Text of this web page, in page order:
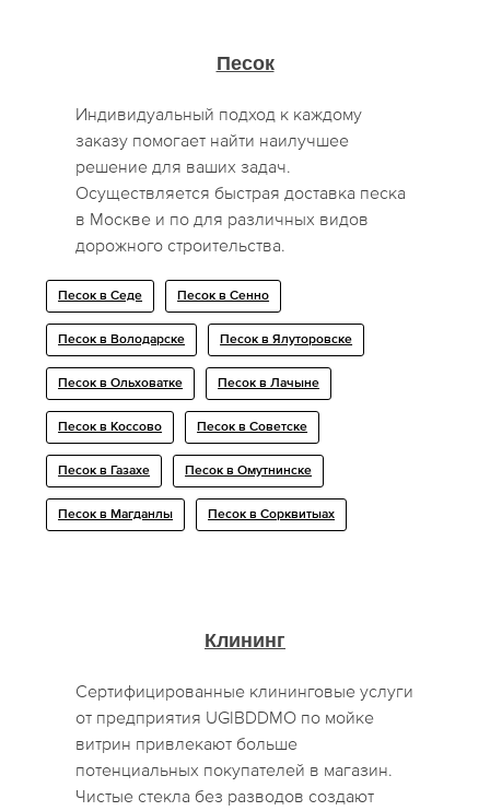
Песок
Индивидуальный подход к каждому
заказу помогает найти наилучшее
решение для ваших задач.
Осуществляется быстрая доставка песка
в Москве и по для различных видов
дорожного строительства.
Песок в Седе Песок в Сенно
Песок в Володарске Песок в Ялуторовске
Песок в Ольховатке Песок в Лачыне
Песок в Коссово Песок в Советске
Песок в Газахе Песок в Омутнинске
Песок в Магданлы Песок в Сорквитыах
Клининг
Сертифицированные клининговые услуги
от предприятия UGIBDDMO по мойке
витрин привлекают больше
потенциальных покупателей в магазин.
Чистые стекла без разводов создают